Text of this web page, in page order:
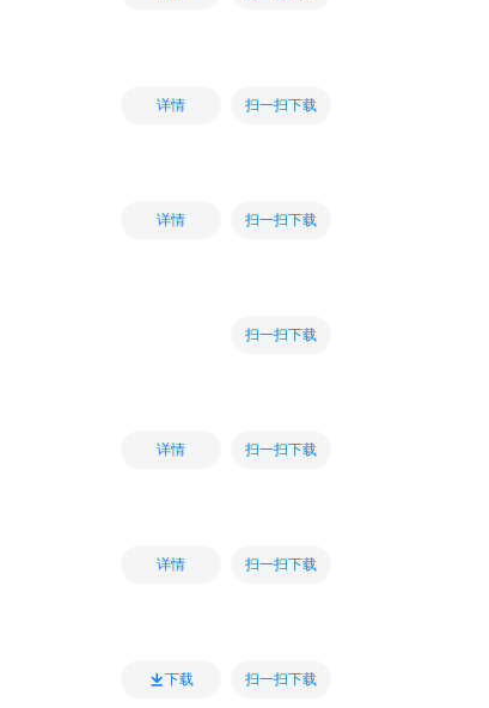
详情 扫一扫下载
详情 扫一扫下载
扫一扫下载
详情 扫一扫下载
详情 扫一扫下载
下载 扫一扫下载